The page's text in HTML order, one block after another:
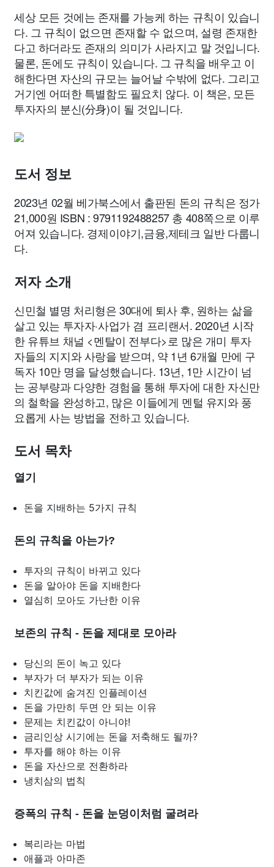
세상 모든 것에는 존재를 가능케 하는 규칙이 있습니
다. 그 규칙이 없으면 존재할 수 없으며, 설령 존재한
다고 하더라도 존재의 의미가 사라지고 말 것입니다.
물론, 돈에도 규칙이 있습니다. 그 규칙을 배우고 이
해한다면 자산의 규모는 늘어날 수밖에 없다. 그리고
거기엔 어떠한 특별함도 필요치 않다. 이 책은, 모든
투자자의 분신(分身)이 될 것입니다.
도서 정보
2023년 02월 베가북스에서 출판된 돈의 규칙은 정가
21,000원 ISBN : 9791192488257 총 408쪽으로 이루
어져 있습니다. 경제이야기,금융,제테크 일반 다룹니
다.
저자 소개
신민철 별명 처리형은 30대에 퇴사 후, 원하는 삶을
살고 있는 투자자·사업가 겸 프리랜서. 2020년 시작
한 유튜브 채널 <멘탈이 전부다>로 많은 개미 투자
자들의 지지와 사랑을 받으며, 약 1년 6개월 만에 구
독자 10만 명을 달성했습니다. 13년, 1만 시간이 넘
는 공부량과 다양한 경험을 통해 투자에 대한 자신만
의 철학을 완성하고, 많은 이들에게 멘털 유지와 풍
요롭게 사는 방법을 전하고 있습니다.
도서 목차
열기
돈을 지배하는 5가지 규칙
돈의 규칙을 아는가?
투자의 규칙이 바뀌고 있다
돈을 알아야 돈을 지배한다
열심히 모아도 가난한 이유
보존의 규칙 - 돈을 제대로 모아라
당신의 돈이 녹고 있다
부자가 더 부자가 되는 이유
치킨값에 숨겨진 인플레이션
돈을 가만히 두면 안 되는 이유
문제는 치킨값이 아니야!
금리인상 시기에는 돈을 저축해도 될까?
투자를 해야 하는 이유
돈을 자산으로 전환하라
냉치삼의 법칙
증폭의 규칙 - 돈을 눈덩이처럼 굴려라
복리라는 마법
애플과 아마존